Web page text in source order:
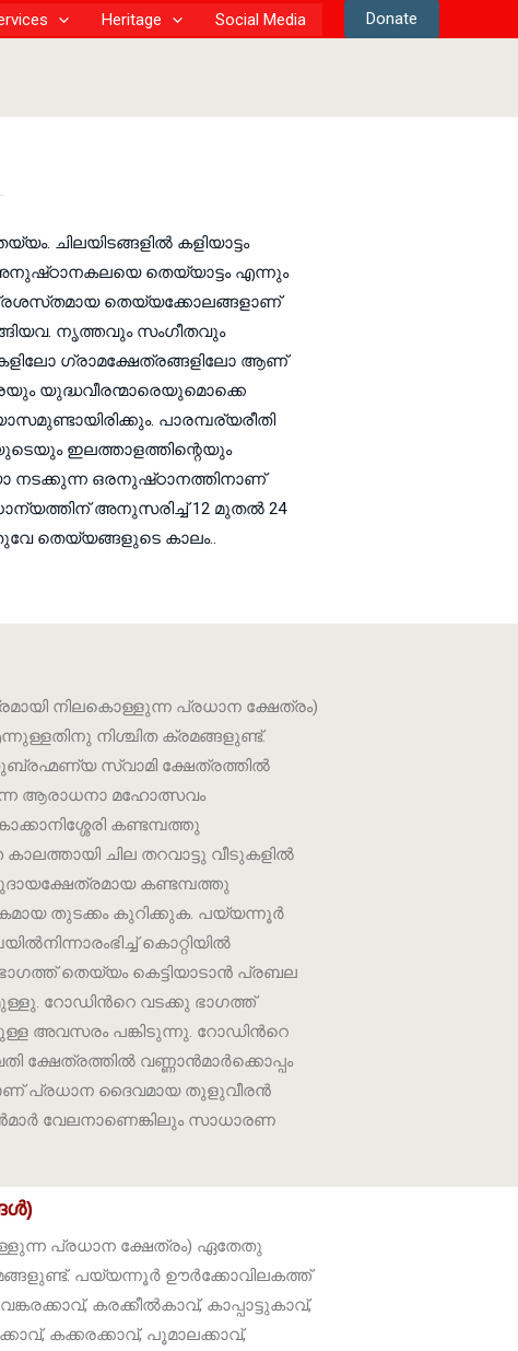
Heritage Social Media Donate
ചിലയിടങ്ങളില്‍ കളിയാട്ടം
തെയ്യാട്ടം എന്നും
തെയ്യക്കോലങ്ങളാണ്‌
നൃത്തവും സംഗീതവും
ഗ്രാമക്ഷേത്രങ്ങളിലോ ആണ്‌
യുദ്ധവീരന്മാരെയുമൊക്കെ
പാരമ്പര്യരീതി
ഇലത്താളത്തിന്റെയും
നടക്കുന്ന ഒരനുഷ്‌ഠാനത്തിനാണ്‌
അനുസരിച്ച്‌ 12 മുതല്‍ 24
തെയ്യങ്ങളുടെ കാലം..
നിലകൊള്ളുന്ന പ്രധാന ക്ഷേത്രം)
നിശ്ചിത ക്രമങ്ങളുണ്ട്.
സ്വാമി ക്ഷേത്രത്തിൽ
ആരാധനാ മഹോത്സവം
കണ്ടമ്പത്തു
ചില തറവാട്ടു വീടുകളിൽ
കണ്ടമ്പത്തു
തുടക്കം കുറിക്കുക. പയ്യന്നൂർ
കൊറ്റിയിൽ
തെയ്യം കെട്ടിയാടാൻ പ്രബല
റോഡിൻറെ വടക്കു ഭാഗത്ത്
അവസരം പങ്കിടുന്നു. റോഡിൻറെ
ക്ഷേത്രത്തിൽ വണ്ണാൻമാർക്കൊപ്പം
പ്രധാന ദൈവമായ തുളുവീരൻ
വേലനാണെങ്കിലും സാധാരണ
പ്രധാന ക്ഷേത്രം) ഏതേതു
പയ്യന്നൂർ ഊർക്കോവിലകത്ത്
കരക്കീൽകാവ്, കാപ്പാട്ടുകാവ്,
കക്കരക്കാവ്, പൂമാലക്കാവ്,